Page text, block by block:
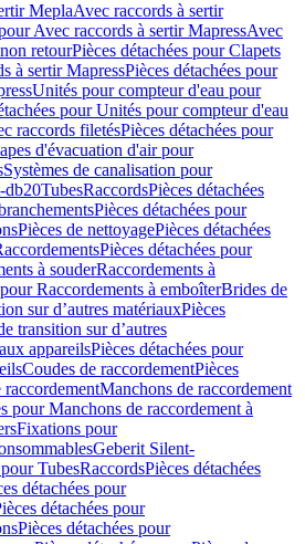
MeplaAvec raccords à sertir
Avec raccords à sertir MapressAvec
retourPièces détachées pour Clapets
à sertir MapressPièces détachées pour
Unités pour compteur d'eau pour
pour Unités pour compteur d'eau
raccords filetésPièces détachées pour
d'évacuation d'air pour
Systèmes de canalisation pour
db20TubesRaccordsPièces détachées
Pièces détachées pour
Pièces de nettoyagePièces détachées
Pièces détachées pour
à souderRaccordements à
Raccordements à emboîterBrides de
sur d’autres matériauxPièces
transition sur d’autres
appareilsPièces détachées pour
Coudes de raccordementPièces
raccordementManchons de raccordement
pour Manchons de raccordement à
Fixations pour
Geberit Silent-
TubesRaccordsPièces détachées
détachées pour
détachées pour
Pièces détachées pour